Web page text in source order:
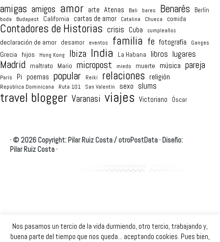
amigas amigos amor arte Atenas Bali bares Benarés Berlín
boda Budapest California cartas de amor Catalina Chueca comida
Contadores de Historias crisis Cuba cumpleaños
declaración de amor desamor eventos familia fe fotografía Ganges
Grecia hijos Hong Kong Ibiza India La Habana libros lugares
Madrid maltrato Mario micropost miedo muerte música pareja
París Pi poemas popular Reiki relaciones religión
República Dominicana Ruta 101 San Valentín sexo slums
travel blogger Varanasi viajes Victoriano Óscar
· © 2026 Copyright: Pilar Ruiz Costa / otroPostData · Diseño:
Pilar Ruiz Costa ·
Nos pasamos un tercio de la vida durmiendo, otro tercio, trabajando y,
buena parte del tiempo que nos queda... aceptando cookies. Pues bien,